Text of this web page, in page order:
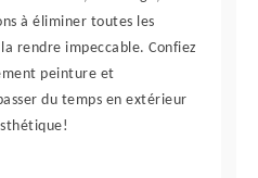
à éliminer toutes les
rendre impeccable. Confiez
peinture et
du temps en extérieur